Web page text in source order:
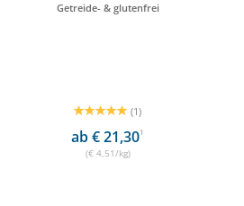
Getreide- & glutenfrei
(1)
ab € 21,301
(€ 4,51/kg)